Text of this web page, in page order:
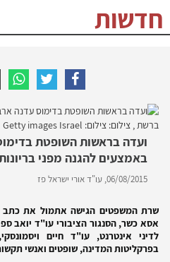
חדשות
ועדה בראשות השופטת
באמצעים להגנה מפני
06/08/2015, עו"ד אורי ישראל פז
שרת המשפטים הגישה אתמול את כתב
אסא כשר, הסנגור הציבורי עו"ד יואב
לדיני אינטרנט, עו"ד חיים
בפרקליטות המדינה, שופטים ואנשי